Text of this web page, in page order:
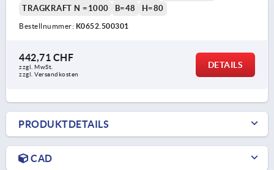
TRAGKRAFT N =1000
B=48 H=80
Bestellnummer: K0652.500301
442,71 CHF
zzgl. MwSt.
zzgl. Versandkosten
DETAILS
PRODUKTDETAILS
CAD